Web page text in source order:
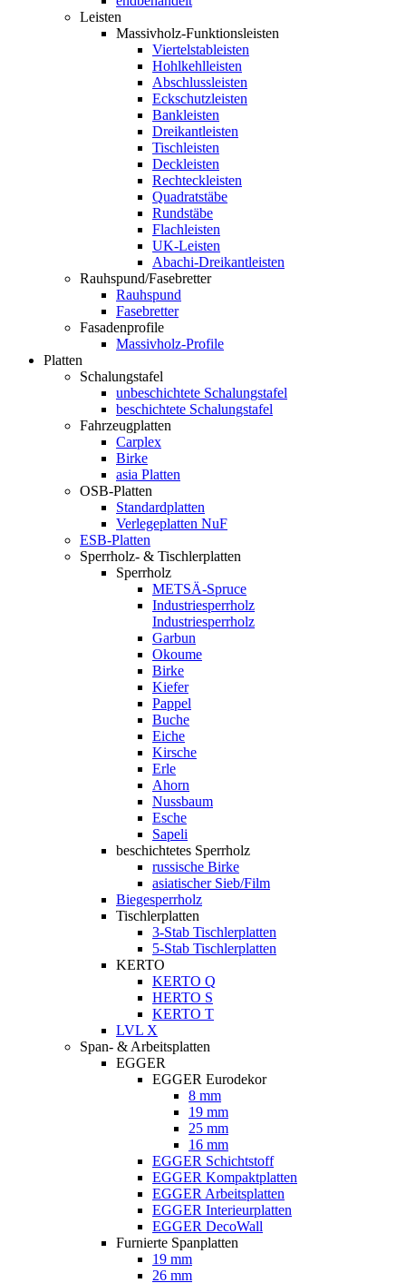
Leisten
Massivholz-Funktionsleisten
Viertelstableisten
Hohlkehlleisten
Abschlussleisten
Eckschutzleisten
Bankleisten
Dreikantleisten
Tischleisten
Deckleisten
Rechteckleisten
Quadratstäbe
Rundstäbe
Flachleisten
UK-Leisten
Abachi-Dreikantleisten
Rauhspund/Fasebretter
Rauhspund
Fasebretter
Fasadenprofile
Massivholz-Profile
Platten
Schalungstafel
unbeschichtete Schalungstafel
beschichtete Schalungstafel
Fahrzeugplatten
Carplex
Birke
asia Platten
OSB-Platten
Standardplatten
Verlegeplatten NuF
ESB-Platten
Sperrholz- & Tischlerplatten
Sperrholz
METSÄ-Spruce
Industriesperrholz
Industriesperrholz
Garbun
Okoume
Birke
Kiefer
Pappel
Buche
Eiche
Kirsche
Erle
Ahorn
Nussbaum
Esche
Sapeli
beschichtetes Sperrholz
russische Birke
asiatischer Sieb/Film
Biegesperrholz
Tischlerplatten
3-Stab Tischlerplatten
5-Stab Tischlerplatten
KERTO
KERTO Q
HERTO S
KERTO T
LVL X
Span- & Arbeitsplatten
EGGER
EGGER Eurodekor
8 mm
19 mm
25 mm
16 mm
EGGER Schichtstoff
EGGER Kompaktplatten
EGGER Arbeitsplatten
EGGER Interieurplatten
EGGER DecoWall
Furnierte Spanplatten
19 mm
26 mm